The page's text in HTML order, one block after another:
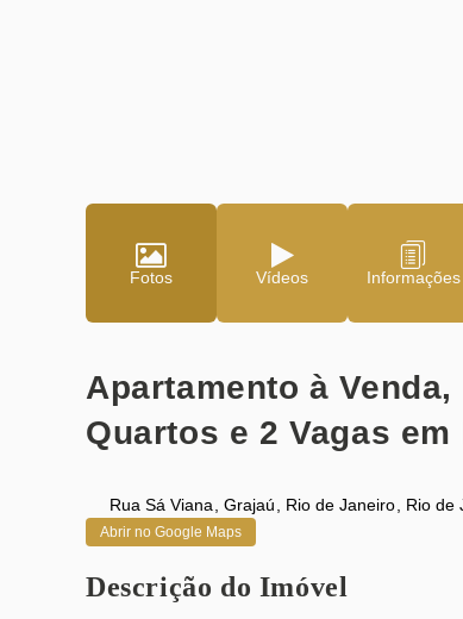
Fotos Vídeos
Apartamento à
Quartos e 2 Vagas
Rua Sá Viana Grajaú Rio de Janeiro Rio de
Abrir no Google Maps
Descrição do Imóvel